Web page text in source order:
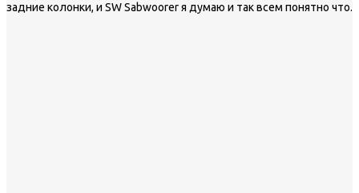
задние колонки, и SW Sabwoorer я думаю и так всем понятно что.